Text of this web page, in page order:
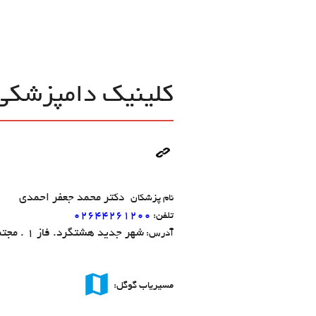
کلینیک
نام پزشکان دکتر محمد جعفر احمدی
تلفن: 02644261200
آدرس: شهر جدید هشتگرد. فاز 1 . مجتمع تجاری پارس
مسیریاب گوگل: map